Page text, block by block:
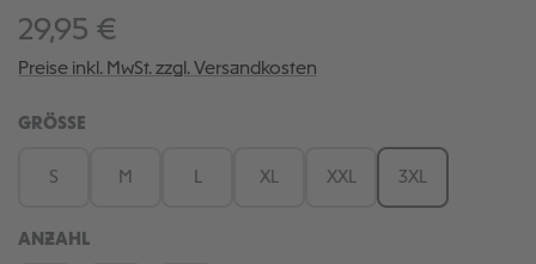
29,95 €
Preise inkl. MwSt. zzgl. Versandkosten
GRÖSSE
S M XL XXL 3XL
ANZAHL